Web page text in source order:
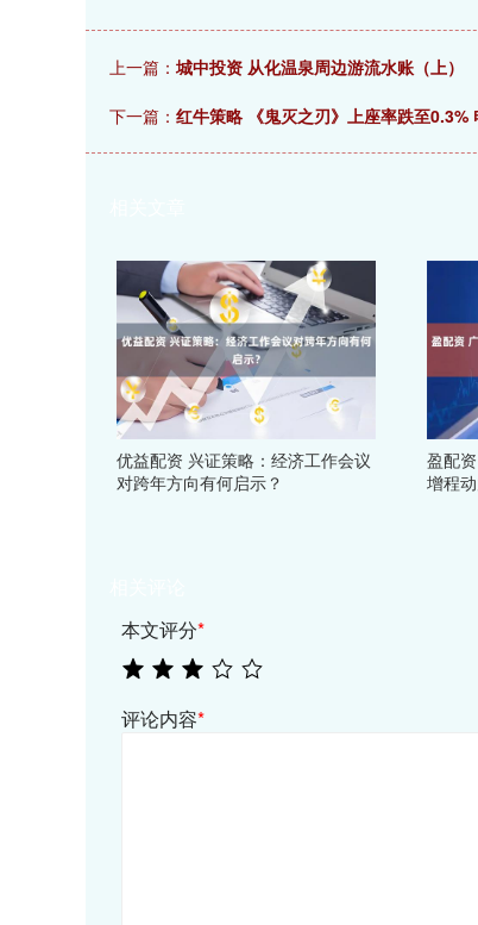
上一篇： 城中投资 从化温泉周边游流水账（上）
下一篇： 红牛策略 《鬼灭之刃》上座率跌至
优益配资 兴证策略：经济工作会议
对跨年方向有何启示？
盈配
增程
本文评分*
评论内容*